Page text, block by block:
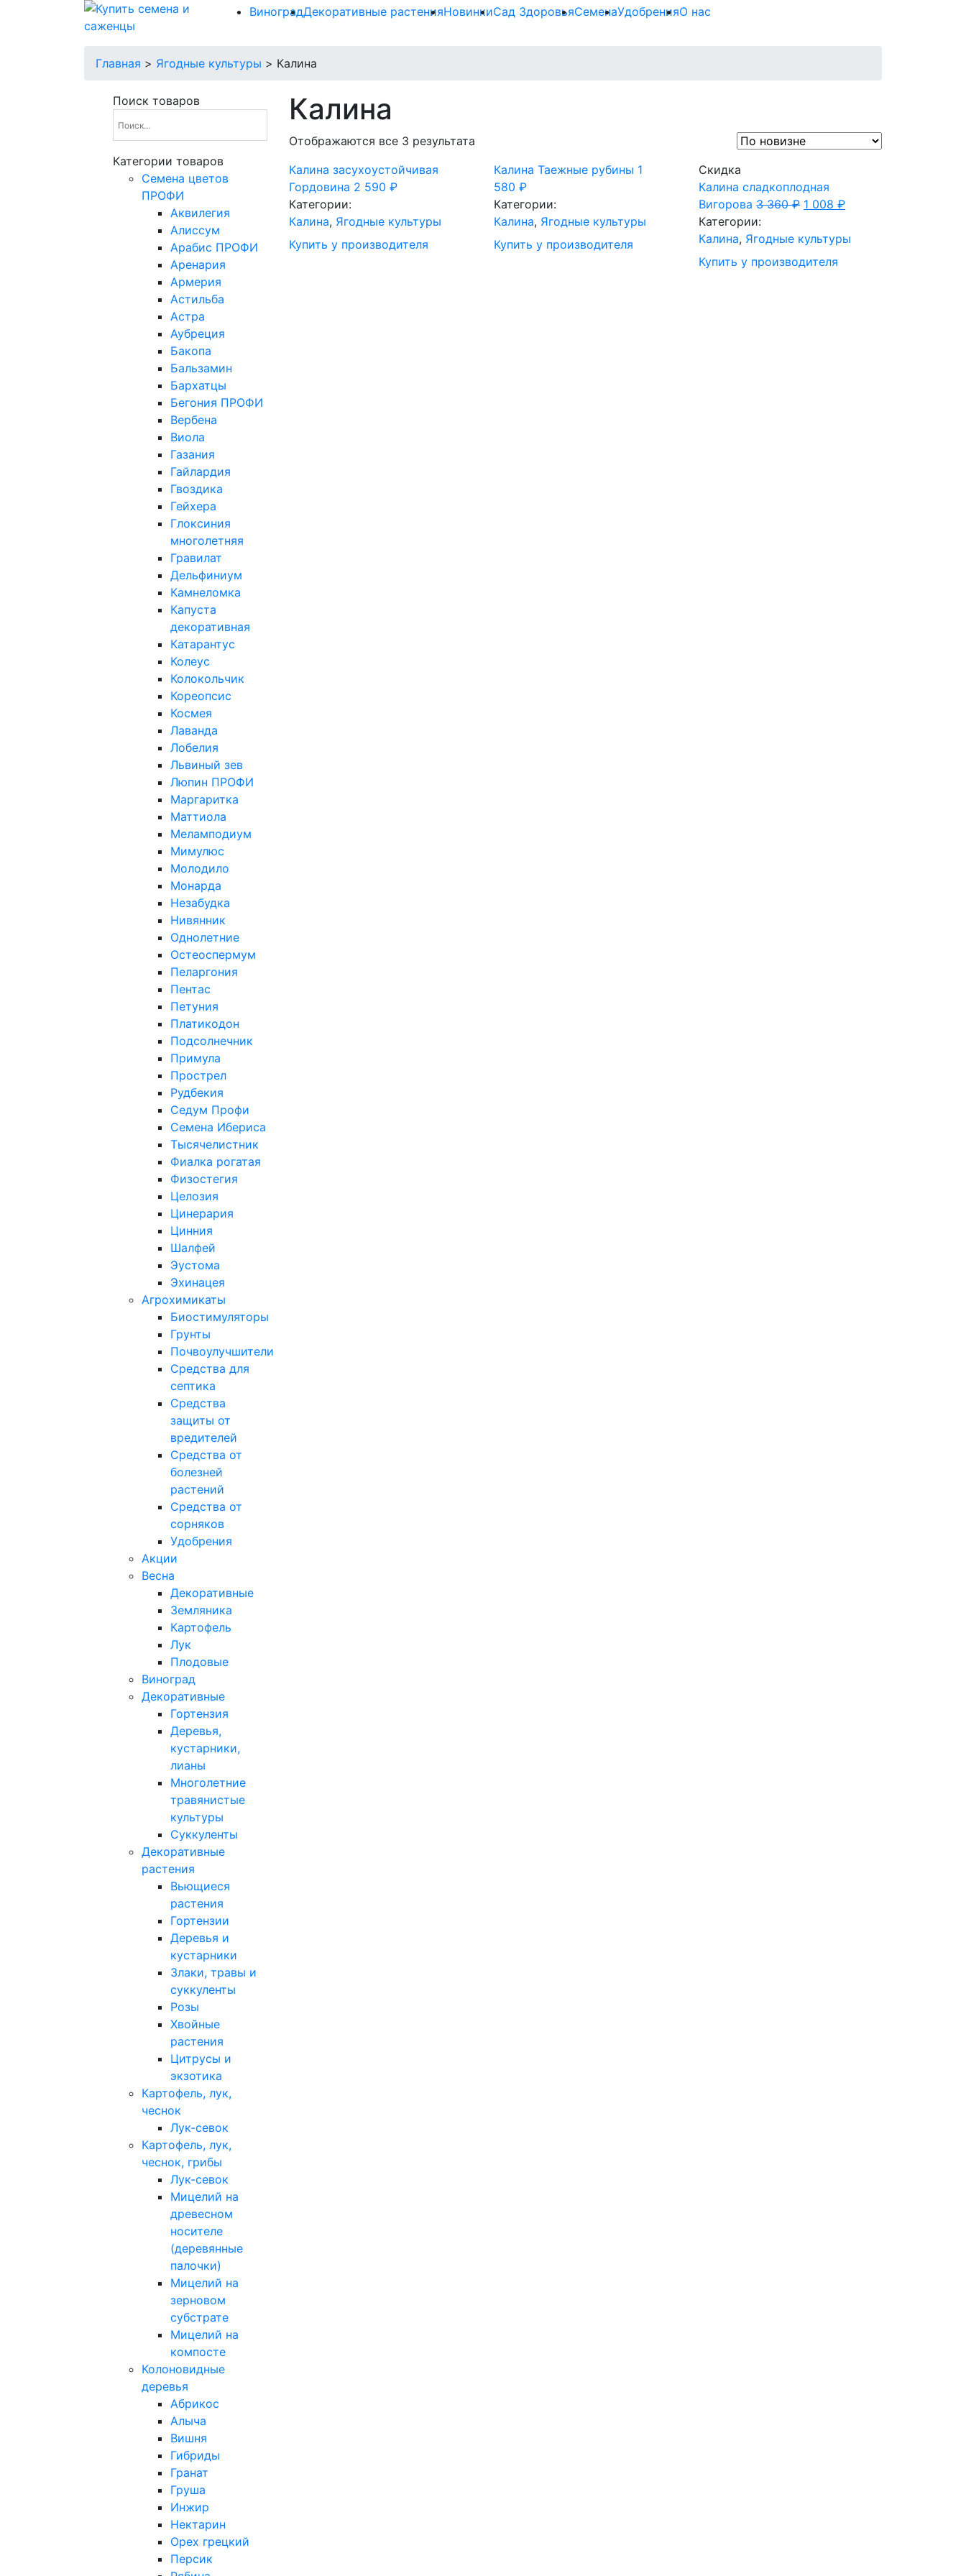
ВиноградДекоративные растенияНовинкиСад ЗдоровьяСеменаУдобренияО нас
Главная > Ягодные культуры > Калина
Поиск товаров
Категории товаров
Cемена цветов
ПРОФИ
Аквилегия
Алиссум
Арабис ПРОФИ
Аренария
Армерия
Астильба
Астра
Аубреция
Бакопа
Бальзамин
Бархатцы
Бегония ПРОФИ
Вербена
Виола
Газания
Гайлардия
Гвоздика
Гейхера
Глоксиния
многолетняя
Гравилат
Дельфиниум
Камнеломка
Капуста
декоративная
Катарантус
Колеус
Колокольчик
Кореопсис
Космея
Лаванда
Лобелия
Львиный зев
Люпин ПРОФИ
Маргаритка
Маттиола
Меламподиум
Мимулюс
Молодило
Монарда
Незабудка
Нивянник
Однолетние
Остеоспермум
Пеларгония
Пентас
Петуния
Платикодон
Подсолнечник
Примула
Прострел
Рудбекия
Седум Профи
Семена Ибериса
Тысячелистник
Фиалка рогатая
Физостегия
Целозия
Цинерария
Цинния
Шалфей
Эустома
Эхинацея
Агрохимикаты
Биостимуляторы
Грунты
Почвоулучшители
Средства для
септика
Средства
защиты от
вредителей
Средства от
болезней
растений
Средства от
сорняков
Удобрения
Акции
Весна
Декоративные
Земляника
Картофель
Лук
Плодовые
Виноград
Декоративные
Гортензия
Деревья,
кустарники,
лианы
Многолетние
травянистые
культуры
Суккуленты
Декоративные
растения
Вьющиеся
растения
Гортензии
Деревья и
кустарники
Злаки, травы и
суккуленты
Розы
Хвойные
растения
Цитрусы и
экзотика
Картофель, лук,
чеснок
Лук-севок
Картофель, лук,
чеснок, грибы
Лук-севок
Мицелий на
древесном
носителе
(деревянные
палочки)
Мицелий на
зерновом
субстрате
Мицелий на
компосте
Колоновидные
деревья
Абрикос
Алыча
Вишня
Гибриды
Гранат
Груша
Инжир
Нектарин
Орех грецкий
Персик
Калина
Отображаются все 3 результата
Калина засухоустойчивая
Гордовина 2 590 ₽
Категории:
Калина, Ягодные культуры
Купить у производителя
Калина Таежные рубины 1
580₽
Категории:
Калина, Ягодные культуры
Купить у производителя
Скидка
Калина сладкоплодная
Вигорова 3 360₽ 1 008₽
Категории:
Калина, Ягодные культуры
Купить у производителя